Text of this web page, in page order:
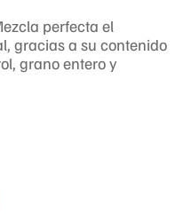
perfecta el
gracias a su contenido
grano entero y